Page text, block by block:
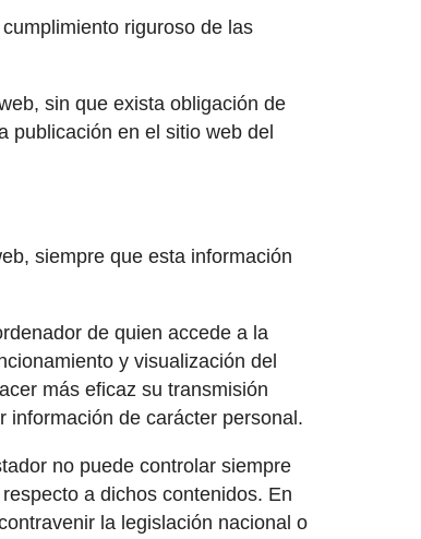
riguroso de las
sin que exista obligación de
publicación en el sitio web del
siempre que esta información
de quien accede a la
y visualización del
más eficaz su transmisión
información de carácter personal.
no puede controlar siempre
a dichos contenidos. En
la legislación nacional o